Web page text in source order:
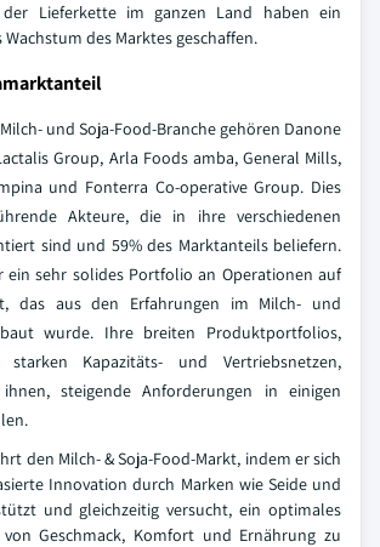
der Lieferkette im ganzen Land haben ein
des Marktes geschaffen.
und Soja-Food-Branche gehören Danone
Group, Arla Foods amba, General Mills,
und Fonterra Co-operative Group. Dies
Akteure, die in ihre verschiedenen
sind und 59% des Marktanteils beliefern.
ein sehr solides Portfolio an Operationen auf
das aus den Erfahrungen im Milch- und
wurde. Ihre breiten Produktportfolios,
Kapazitäts- und Vertriebsnetzen,
steigende Anforderungen in einigen
den Milch- & Soja-Food-Markt, indem er sich
Innovation durch Marken wie Seide und
und gleichzeitig versucht, ein optimales
von Geschmack, Komfort und Ernährung zu